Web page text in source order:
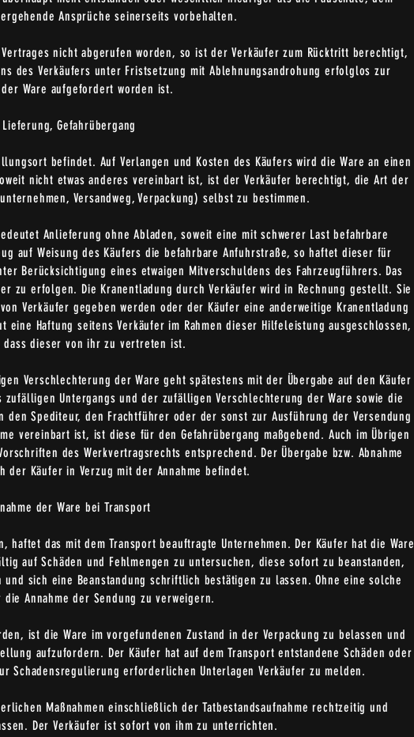
Ansprüche seinerseits vorbehalten.
nicht abgerufen worden, so ist der Verkäufer zum Rücktritt berechtigt,
des Verkäufers unter Fristsetzung mit Ablehnungsandrohung erfolglos zur
Ware aufgefordert worden ist.
Gefahrübergang
befindet. Auf Verlangen und Kosten des Käufers wird die Ware an einen
nicht etwas anderes vereinbart ist, ist der Verkäufer berechtigt, die Art der
Versandweg, Verpackung) selbst zu bestimmen.
Anlieferung ohne Abladen, soweit eine mit schwerer Last befahrbare
auf Weisung des Käufers die befahrbare Anfuhrstraße, so haftet dieser für
Berücksichtigung eines etwaigen Mitverschuldens des Fahrzeugführers. Das
zu erfolgen. Die Kranentladung durch Verkäufer wird in Rechnung gestellt. Sie
Verkäufer gegeben werden oder der Käufer eine anderweitige Kranentladung
Haftung seitens Verkäufer im Rahmen dieser Hilfeleistung ausgeschlossen,
dass dieser von ihr zu vertreten ist.
Verschlechterung der Ware geht spätestens mit der Übergabe auf den Käufer
zufälligen Untergangs und der zufälligen Verschlechterung der Ware sowie die
Spediteur, den Frachtführer oder der sonst zur Ausführung der Versendung
vereinbart ist, ist diese für den Gefahrübergang maßgebend. Auch im Übrigen
des Werkvertragsrechts entsprechend. Der Übergabe bzw. Abnahme
der Käufer in Verzug mit der Annahme befindet.
der Ware bei Transport
haftet das mit dem Transport beauftragte Unternehmen. Der Käufer hat die Ware
auf Schäden und Fehlmengen zu untersuchen, diese sofort zu beanstanden,
sich eine Beanstandung schriftlich bestätigen zu lassen. Ohne eine solche
Annahme der Sendung zu verweigern.
ist die Ware im vorgefundenen Zustand in der Verpackung zu belassen und
aufzufordern. Der Käufer hat auf dem Transport entstandene Schäden oder
Schadensregulierung erforderlichen Unterlagen Verkäufer zu melden.
Maßnahmen einschließlich der Tatbestandsaufnahme rechtzeitig und
Der Verkäufer ist sofort von ihm zu unterrichten.